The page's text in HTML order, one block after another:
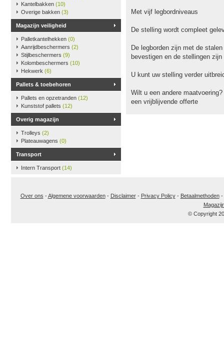
Kantelbakken (10)
Overige bakken (3)
Magazijn veiligheid
Palletkantelhekken (0)
Aanrijdbeschermers (2)
Stijlbeschermers (9)
Kolombeschermers (10)
Hekwerk (6)
Pallets & toebehoren
Pallets en opzetranden (12)
Kunststof pallets (12)
Overig magazijn
Trolleys (2)
Plateauwagens (0)
Transport
Intern Transport (14)
Met vijf legbordniveaus
De stelling wordt compleet
De legborden zijn met de
bevestigen en de stellingen
U kunt uw stelling verder
Wilt u een andere
een vrijblijvende offerte
Over ons -Algemene voorwaarden- Disclaimer- Privacy Policy- Betaalmethoden-
© Copyright